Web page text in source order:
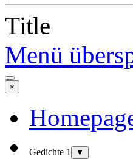
Title
Menü
×
Gedichte 1 ▼